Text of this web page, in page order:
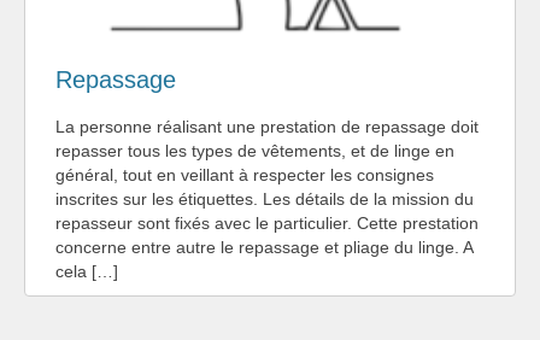
Repassage
La personne réalisant une prestation de repassage doit
repasser tous les types de vêtements, et de linge en
général, tout en veillant à respecter les consignes
inscrites sur les étiquettes. Les détails de la mission du
repasseur sont fixés avec le particulier. Cette prestation
concerne entre autre le repassage et pliage du linge. A
cela […]